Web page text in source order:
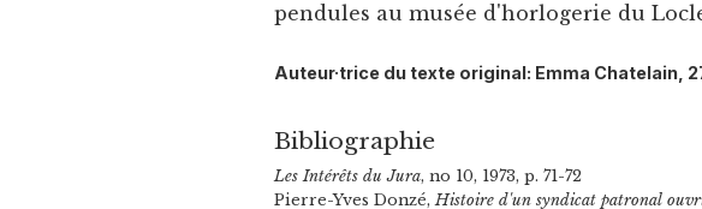
pendules au musée d'horlogerie du
Auteur·trice du texte original: Emma Chatelain,
Bibliographie
Les Intérêts du Jura, no 10, 1973, p. 71-72
Pierre-Yves Donzé,Histoire d'un syndicat patronal